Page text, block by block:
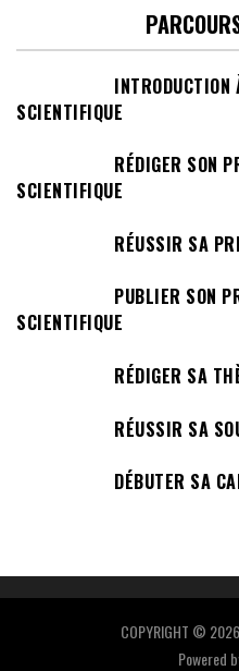
INTRODUCTION
SCIENTIFIQUE
RÉDIGER SON
SCIENTIFIQUE
RÉUSSIR SA
PUBLIER SON
SCIENTIFIQUE
RÉDIGER SA
RÉUSSIR SA
DÉBUTER SA
COPYRIGHT ©
Powered